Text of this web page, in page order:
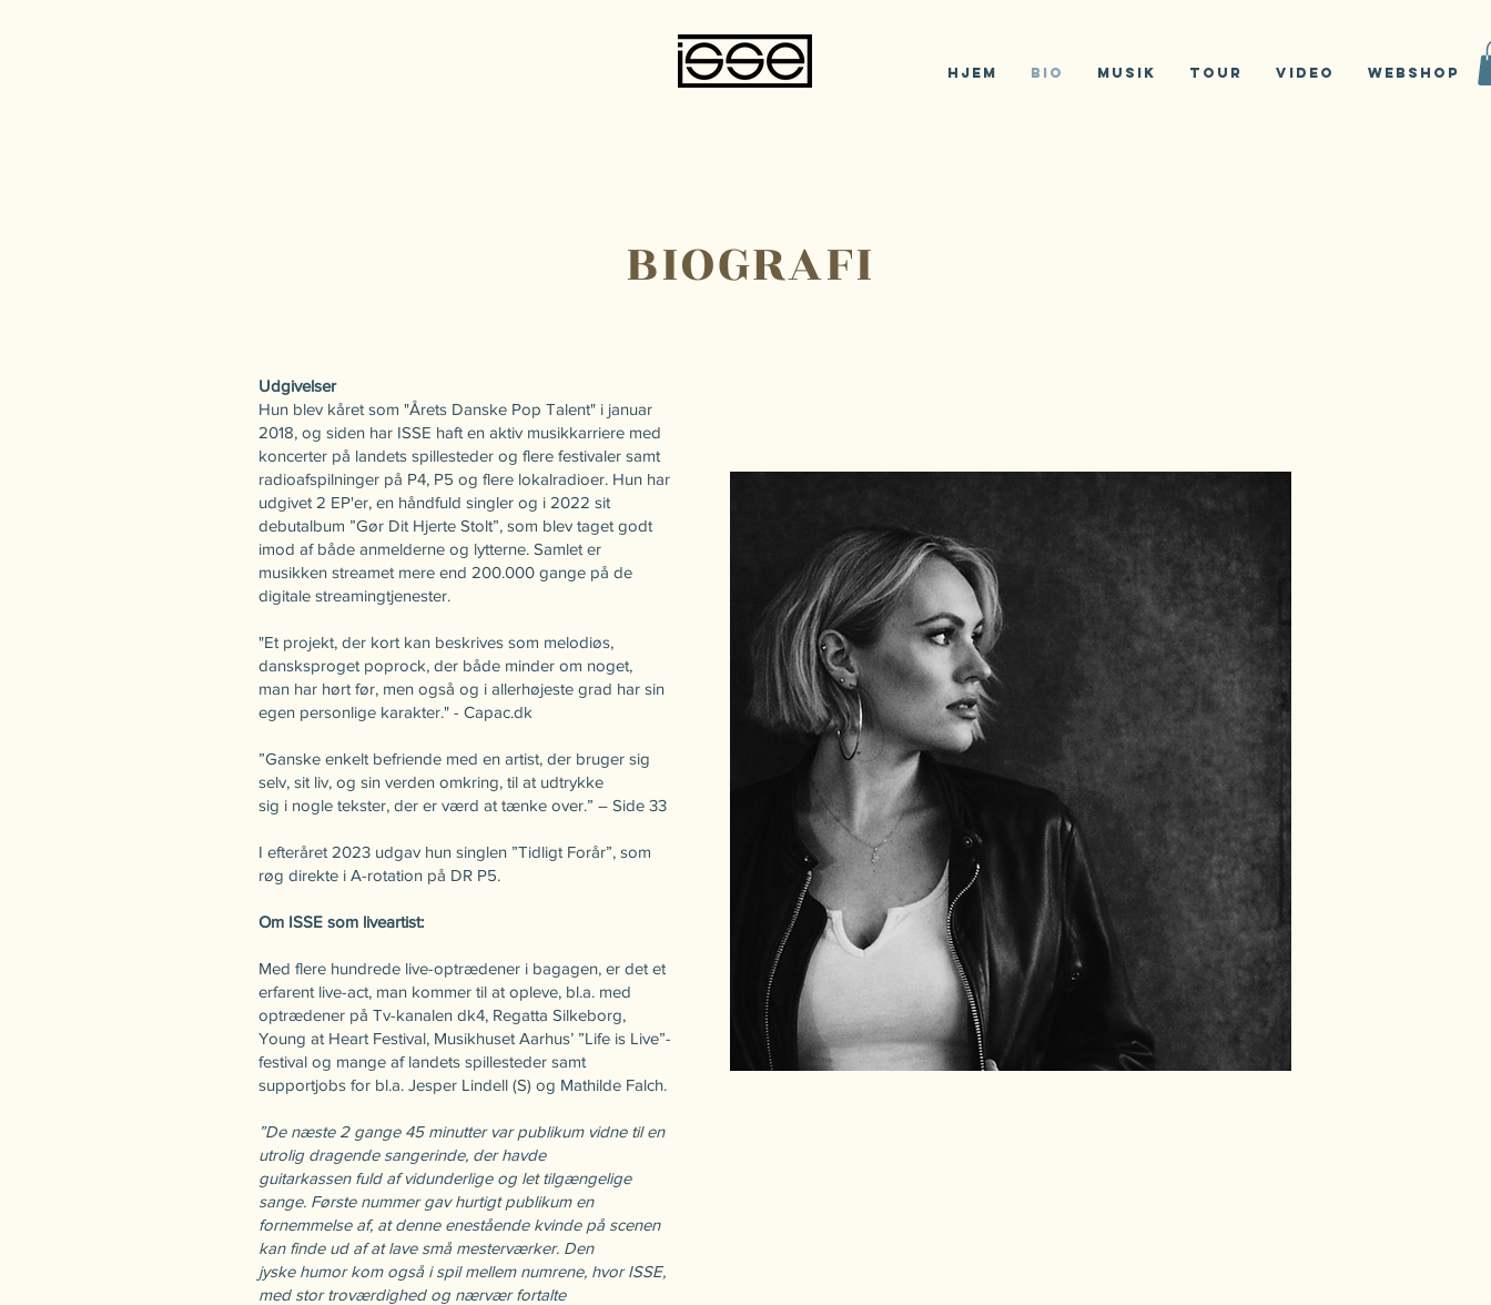
Hjem Bio Musik Tour Video Webshop
BIOGRAFI
Udgivelser
Hun blev kåret som "Årets Danske Pop Talent" i januar
2018, og siden har ISSE haft en aktiv musikkarriere med
koncerter på landets spillesteder og flere festivaler samt
radioafspilninger på P4, P5 og flere lokalradioer. Hun har
udgivet 2 EP'er, en håndfuld singler og i 2022 sit
debutalbum ”Gør Dit Hjerte Stolt”, som blev taget godt
imod af både anmelderne og lytterne. Samlet er
musikken streamet mere end 200.000 gange på de
digitale streamingtjenester.
"Et projekt, der kort kan beskrives som melodiøs,
dansksproget poprock, der både minder om noget,
man har hørt før, men også og i allerhøjeste grad har sin
egen personlige karakter." - Capac.dk
”Ganske enkelt befriende med en artist, der bruger sig
selv, sit liv, og sin verden omkring, til at udtrykke
sig i nogle tekster, der er værd at tænke over.” – Side 33
I efteråret 2023 udgav hun singlen ”Tidligt Forår”, som
røg direkte i A-rotation på DR P5.
Om ISSE som liveartist:
Med flere hundrede live-optrædener i bagagen, er det et
erfarent live-act, man kommer til at opleve, bl.a. med
optrædener på Tv-kanalen dk4, Regatta Silkeborg,
Young at Heart Festival, Musikhuset Aarhus’ ”Life is Live”-
festival og mange af landets spillesteder samt
supportjobs for bl.a. Jesper Lindell (S) og Mathilde Falch.
”De næste 2 gange 45 minutter var publikum vidne til en
utrolig dragende sangerinde, der havde
guitarkassen fuld af vidunderlige og let tilgængelige
sange. Første nummer gav hurtigt publikum en
fornemmelse af, at denne enestående kvinde på scenen
kan finde ud af at lave små mesterværker. Den
jyske humor kom også i spil mellem numrene, hvor ISSE,
med stor troværdighed og nærvær fortalte